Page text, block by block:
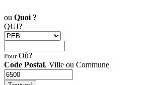
ou Quoi ?
QUI?
PourOù?
Code Postal, Ville ou Commune